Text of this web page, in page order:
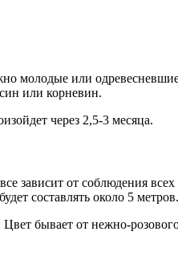
молодые или
или корневин.
через 2,5-3 месяца.
зависит от соблюдения
составлять около 5 метров.
бывает от нежно-